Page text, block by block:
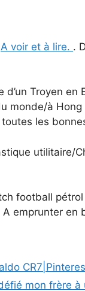
A voir et à lire. .
d’un Troyen en
monde/à Hong
les
utilitaire/
football pétrol
A emprunter en
mon frère